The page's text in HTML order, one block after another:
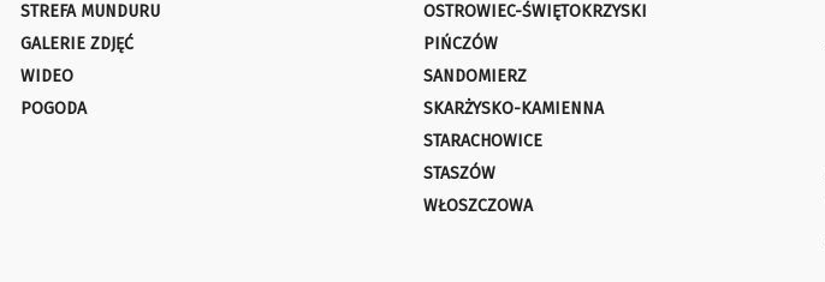
STREFA MUNDURU
GALERIE ZDJĘĆ
WIDEO
POGODA
OSTROWIEC-ŚWIĘTOKRZYSKI
PIŃCZÓW
SANDOMIERZ
SKARŻYSKO-KAMIENNA
STARACHOWICE
STASZÓW
WŁOSZCZOWA